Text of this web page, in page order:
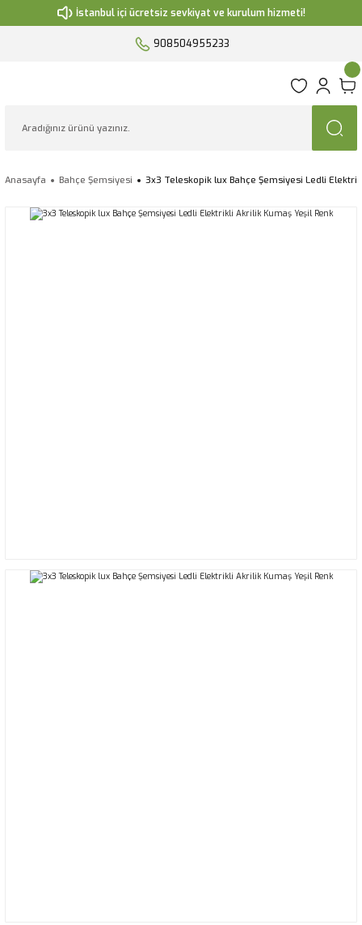
İstanbul içi ücretsiz sevkiyat ve kurulum hizmeti!
908504955233
Anasayfa Bahçe Şemsiyesi 3x3 Teleskopik lux Bahçe Şemsiyesi Ledli